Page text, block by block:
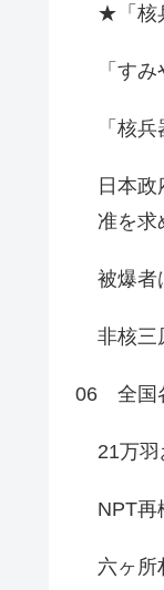
★「核
「す
「核
日本
准を求
被爆者
非核三
06 全国
21万
NPT再
六ヶ所